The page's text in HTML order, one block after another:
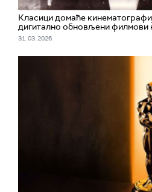
Класици домаће
дигитално обновљени филмови
31. 03. 2026.